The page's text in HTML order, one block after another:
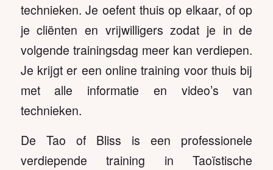
technieken. Je oefent thuis op elkaar, of op
je cliënten en vrijwilligers zodat je in de
volgende trainingsdag meer kan verdiepen.
Je krijgt er een online training voor thuis bij
met alle informatie en video’s van
technieken.
De Tao of Bliss is een professionele
verdiepende training in Taoïstische